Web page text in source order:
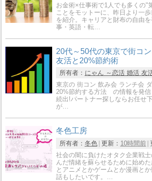
お金術×仕事術で1人でも多くの"
ことをモットーに、昨日より一
を紹介。キャリアと財布の自由
事・英語・転…
20代～50代の東京で街コ
友活と20%節約術
所有者： にゃん ～恋活 婚活 友
東京の 街コン 飲み会 ランチ会
20%節約する方法 の情報を発信
続出!パートナー探しならお任せ
が…
冬色工房
所有者： 冬色 更新： 10時間前
社会の闇に負けたオタク企業戦
んだ情緒を蘇らせるために始め
とアニメとかゲームとか漫画と
話もしたいです。…